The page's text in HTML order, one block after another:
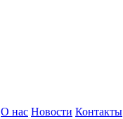
О нас Новости Контакты